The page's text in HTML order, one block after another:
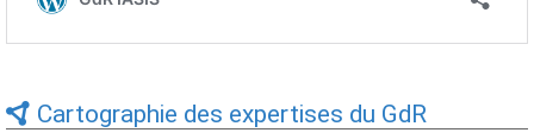
Cartographie des expertises du GdR